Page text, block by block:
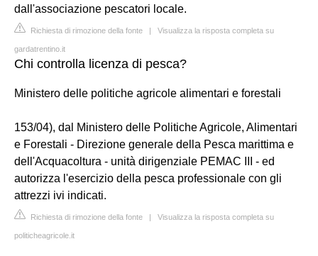
dall'associazione pescatori locale.
Richiesta di rimozione della fonte | Visualizza la risposta completa su
gardatrentino.it
Chi controlla licenza di pesca?
Ministero delle politiche agricole alimentari e forestali
153/04), dal Ministero delle Politiche Agricole, Alimentari
e Forestali - Direzione generale della Pesca marittima e
dell'Acquacoltura - unità dirigenziale PEMAC III - ed
autorizza l'esercizio della pesca professionale con gli
attrezzi ivi indicati.
Richiesta di rimozione della fonte | Visualizza la risposta completa su
politicheagricole.it